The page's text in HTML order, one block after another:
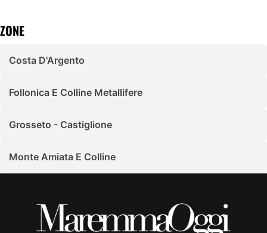
ZONE
Costa D'Argento
Follonica E Colline Metallifere
Grosseto - Castiglione
Monte Amiata E Colline